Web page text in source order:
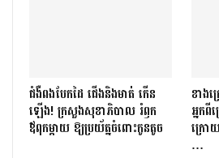
ជំងឺពងបែកដៃ ជើងនិងមាត់ កើន
ឡើង! ក្រសួងសុខាភិបាល រំឭក
ឪពុកម្តាយ ឱ្យប្រយ័ត្នចំពោះកូនតូច
ខាង
អ្នក
ក្រោ
…